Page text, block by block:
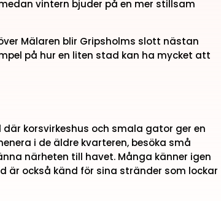
vintern bjuder på en mer stillsam
Mälaren blir Gripsholms slott nästan
på hur en liten stad kan ha mycket att
korsvirkeshus och smala gator ger en
i de äldre kvarteren, besöka små
närheten till havet. Många känner igen
är också känd för sina stränder som lockar